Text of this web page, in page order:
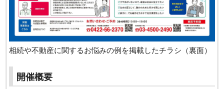
相続や不動産に関するお悩みの例を掲載したチラシ（裏面）
開催概要